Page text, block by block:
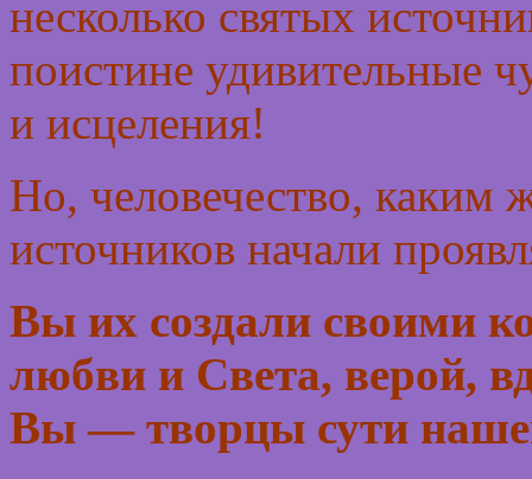
несколько святых
поистине удивительные
и исцеления!
Но, человечество, каким
источников начали
Вы их создали своими
любви и Света, верой,
Вы — творцы сути